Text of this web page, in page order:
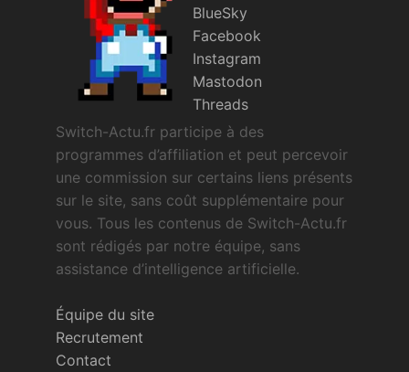
BlueSky
Facebook
Instagram
Mastodon
Threads
Switch-Actu.fr participe à des
programmes d’affiliation et peut percevoir
une commission sur certains liens présents
sur le site, sans coût supplémentaire pour
vous. Tous les contenus de Switch-Actu.fr
sont rédigés par notre équipe, sans
assistance d’intelligence artificielle.
Équipe du site
Recrutement
Contact